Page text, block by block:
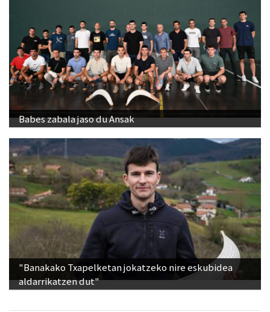
Babes zabala jaso du Ansak
"Banakako Txapelketan jokatzeko nire eskubidea
aldarrikatzen dut"